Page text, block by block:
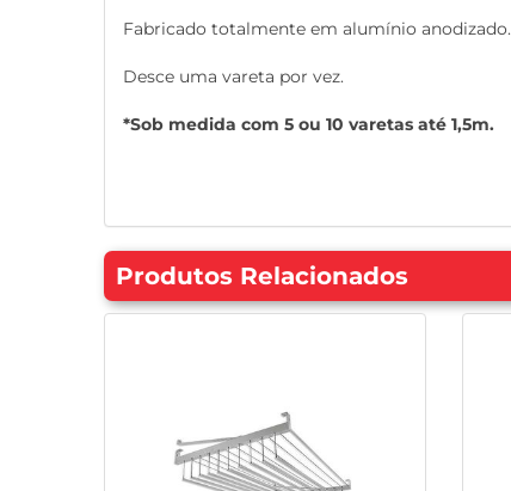
Fabricado totalmente em alumínio anodizado.
Desce uma vareta por vez.
*Sob medida com 5 ou 10 varetas até 1,5m.
Produtos Relacionados